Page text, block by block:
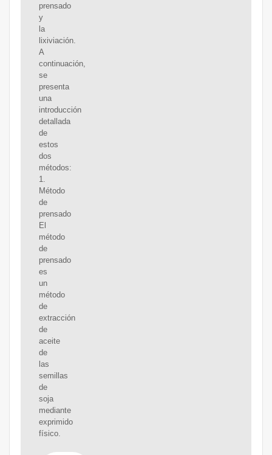
prensado
y
la
lixiviación.
A
continuación,
se
presenta
una
introducción
detallada
de
estos
dos
métodos:
1.
Método
de
prensado
El
método
de
prensado
es
un
método
de
extracción
de
aceite
de
las
semillas
de
soja
mediante
exprimido
físico.